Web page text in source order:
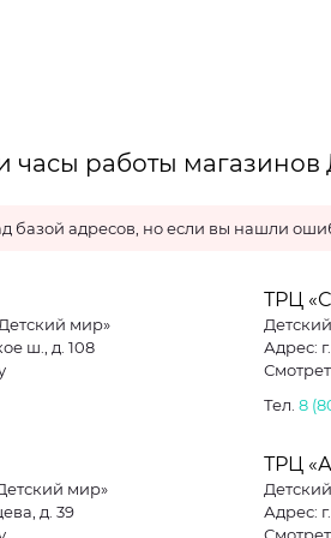
часы работы магазинов
базой адресов, но если вы нашли
мир»
Московское ш., д. 108
ТРЦ
Адрес:
Тел.8
мир»
д. 39
ТРЦ
Адрес: